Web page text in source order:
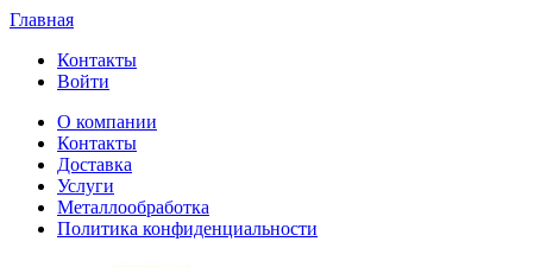
Главная
Контакты
Войти
О компании
Контакты
Доставка
Услуги
Металлообработка
Политика конфиденциальности